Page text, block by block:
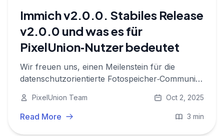
Immich v2.0.0. Stabiles Release
v2.0.0 und was es für
PixelUnion‑Nutzer bedeutet
Wir freuen uns, einen Meilenstein für die
datenschutzorientierte Fotospeicher‑Community
Open‑Source‑Projekt, auf dem die
PixelUnion‑Plattform basiert, hat seine erste
PixelUnion Team Oct 2, 2025
Read More 3 min